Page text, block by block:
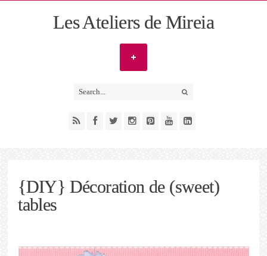
Les Ateliers de Mireia
{DIY} Décoration de (sweet)
tables